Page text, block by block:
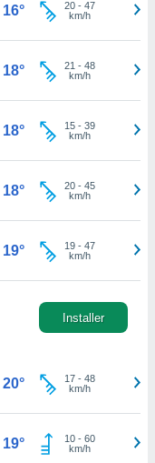
16° 20- 47
km/h
18° 21 - 48
km/h
18° 15- 39
km/h
18° 20- 45
km/h
19° 19- 47
km/h
Installer
20° 17- 48
km/h
19° 10- 60
km/h